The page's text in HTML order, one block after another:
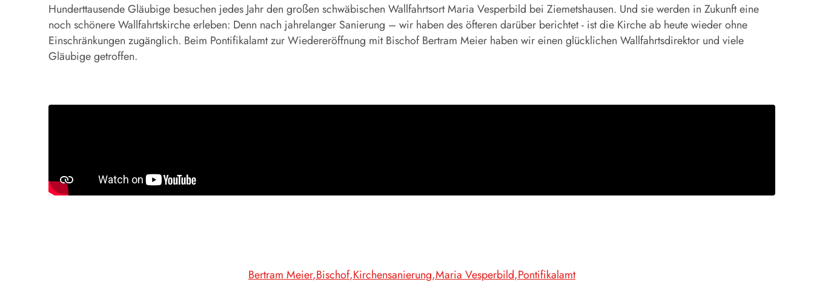
Hunderttausende Gläubige besuchen jedes Jahr den großen schwäbischen Wallfahrtsort Maria Vesperbild bei Ziemetshausen. Und sie werden in Zukunft eine
noch schönere Wallfahrtskirche erleben: Denn nach jahrelanger Sanierung – wir haben des öfteren darüber berichtet - ist die Kirche ab heute wieder ohne
Einschränkungen zugänglich. Beim Pontifikalamt zur Wiedereröffnung mit Bischof Bertram Meier haben wir einen glücklichen Wallfahrtsdirektor und viele
Gläubige getroffen.
Bertram Meier Bischof Kirchensanierung Maria Vesperbild Pontifikalamt